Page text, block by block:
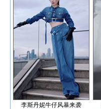
李斯丹妮牛仔风暴来袭